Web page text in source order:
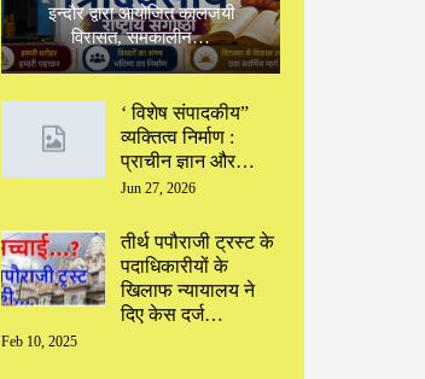
इन्दौर द्वारा आयोजित कालजयी
विरासत, समकालीन…
‘ विशेष संपादकीय”
‌व्यक्तित्व निर्माण :
प्राचीन ज्ञान और…
Jun 27, 2026
तीर्थ पपौराजी ट्रस्ट के
पदाधिकारीयों के
खिलाफ न्यायालय ने
दिए केस दर्ज…
Feb 10, 2025